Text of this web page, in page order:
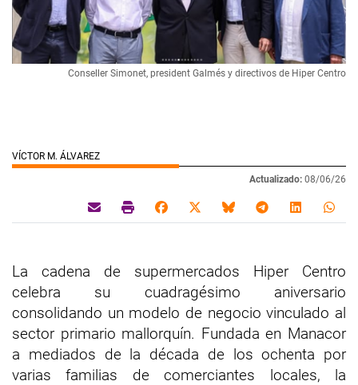
Conseller Simonet, president Galmés y directivos de Hiper Centro
VÍCTOR M. ÁLVAREZ
Actualizado: 08/06/26
La cadena de supermercados Hiper Centro
celebra su cuadragésimo aniversario
consolidando un modelo de negocio vinculado al
sector primario mallorquín. Fundada en Manacor
a mediados de la década de los ochenta por
varias familias de comerciantes locales, la